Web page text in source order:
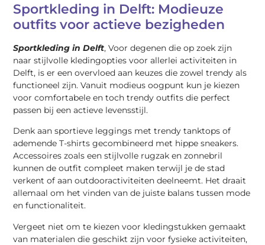
Sportkleding in Delft: Modieuze
outfits voor actieve bezigheden
Sportkleding in Delft, Voor degenen die op zoek zijn
naar stijlvolle kledingopties voor allerlei activiteiten in
Delft, is er een overvloed aan keuzes die zowel trendy als
functioneel zijn. Vanuit modieus oogpunt kun je kiezen
voor comfortabele en toch trendy outfits die perfect
passen bij een actieve levensstijl.
Denk aan sportieve leggings met trendy tanktops of
ademende T-shirts gecombineerd met hippe sneakers.
Accessoires zoals een stijlvolle rugzak en zonnebril
kunnen de outfit compleet maken terwijl je de stad
verkent of aan outdooractiviteiten deelneemt. Het draait
allemaal om het vinden van de juiste balans tussen mode
en functionaliteit.
Vergeet niet om te kiezen voor kledingstukken gemaakt
van materialen die geschikt zijn voor fysieke activiteiten,